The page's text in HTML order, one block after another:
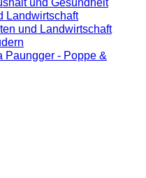
Landwirtschaft
und Landwirtschaft
- Poppe &